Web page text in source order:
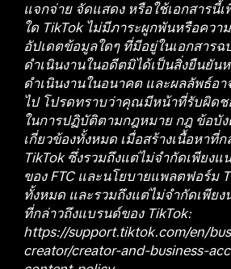
แจกจ่าย จัดแสดง หรือใช้เอกสารนี้
ใด TikTok ไม่มีภาระผูกพันหรือควา
อัปเดตข้อมูลใดๆ ที่มีอยู่ในเอกสารฉ
ดำเนินงานในอดีตมิได้เป็นสิ่งยืนยัน
ดำเนินงานในอนาคต และผลลัพธ์อ
ไป โปรดทราบว่าคุณมีหน้าที่รับผิดช
ในการปฏิบัติตามกฎหมาย กฎ ข้อบั
เกี่ยวข้องทั้งหมด เมื่อสร้างเนื้อหาที่
TikTok ซึ่งรวมถึงแต่ไม่จำกัดเพียงแ
ของ FTC และนโยบายแพลตฟอร์ม
ทั้งหมด และรวมถึงแต่ไม่จำกัดเพีย
ที่กล่าวถึงแบรนด์ของ TikTok:
https://support.tiktok.com/en/
creator/creator-and-business-